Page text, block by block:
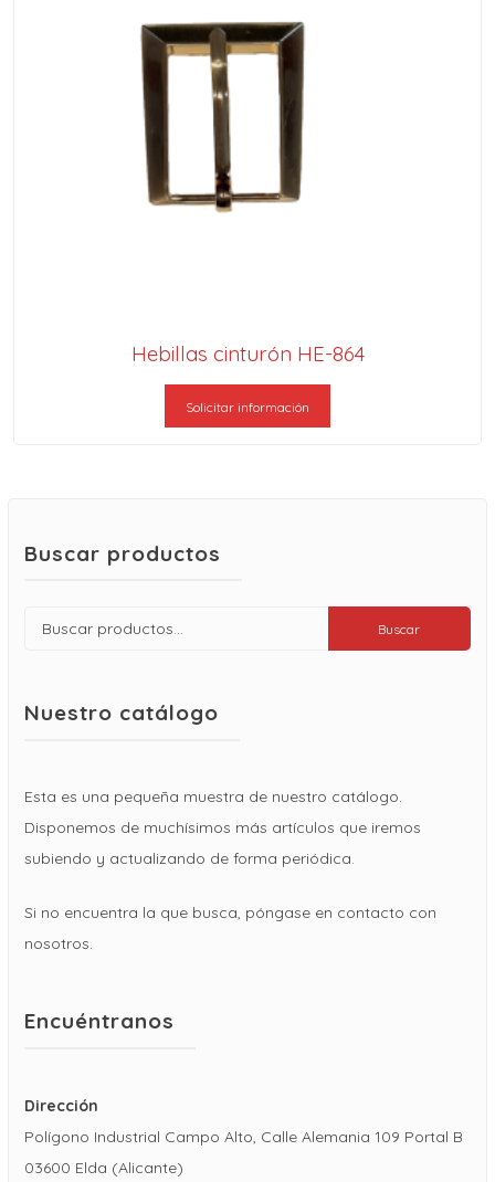
Hebillas cinturón HE-864
Solicitar información
Buscar productos
Buscar
Buscar
Nuestro catálogo
Esta es una pequeña muestra de nuestro catálogo.
Disponemos de muchísimos más artículos que iremos
subiendo y actualizando de forma periódica.
Si no encuentra la que busca, póngase en contacto con
nosotros.
Encuéntranos
Dirección
Polígono Industrial Campo Alto, Calle Alemania 109 Portal B
03600 Elda (Alicante)